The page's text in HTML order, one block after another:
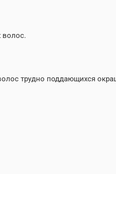
волос.
трудно поддающихся